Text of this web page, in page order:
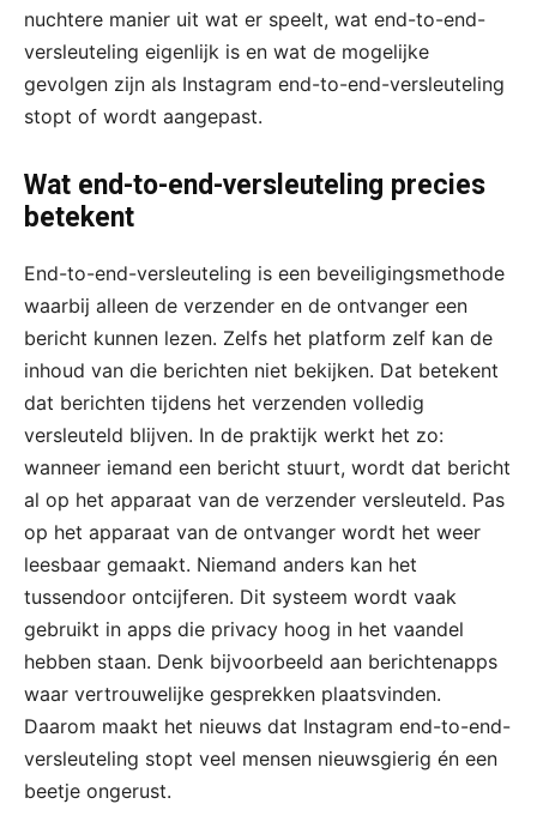
nuchtere manier uit wat er speelt, wat end-to-end-
versleuteling eigenlijk is en wat de mogelijke
gevolgen zijn als Instagram end-to-end-versleuteling
stopt of wordt aangepast.
Wat end-to-end-versleuteling precies
betekent
End-to-end-versleuteling is een beveiligingsmethode
waarbij alleen de verzender en de ontvanger een
bericht kunnen lezen. Zelfs het platform zelf kan de
inhoud van die berichten niet bekijken. Dat betekent
dat berichten tijdens het verzenden volledig
versleuteld blijven. In de praktijk werkt het zo:
wanneer iemand een bericht stuurt, wordt dat bericht
al op het apparaat van de verzender versleuteld. Pas
op het apparaat van de ontvanger wordt het weer
leesbaar gemaakt. Niemand anders kan het
tussendoor ontcijferen. Dit systeem wordt vaak
gebruikt in apps die privacy hoog in het vaandel
hebben staan. Denk bijvoorbeeld aan berichtenapps
waar vertrouwelijke gesprekken plaatsvinden.
Daarom maakt het nieuws dat Instagram end-to-end-
versleuteling stopt veel mensen nieuwsgierig én een
beetje ongerust.